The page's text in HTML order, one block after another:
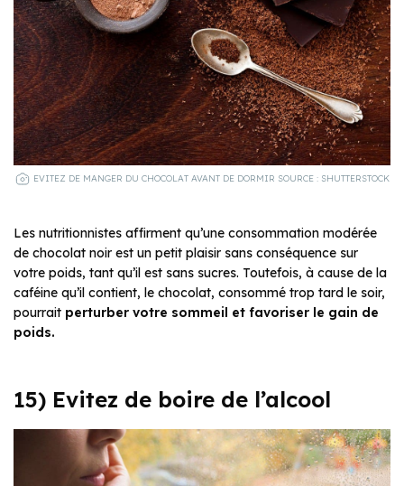
EVITEZ DE MANGER DU CHOCOLAT AVANT DE DORMIR SOURCE : SHUTTERSTOCK
Les nutritionnistes affirment qu’une consommation modérée
de chocolat noir est un petit plaisir sans conséquence sur
votre poids, tant qu’il est sans sucres. Toutefois, à cause de la
caféine qu’il contient, le chocolat, consommé trop tard le soir,
pourrait perturber votre sommeil et favoriser le gain de
poids.
15) Evitez de boire de l’alcool